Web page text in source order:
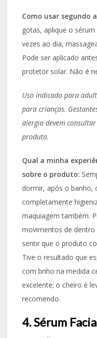
Como usar segundo
gotas, aplique o
vezes ao dia,
Pode ser aplicado
protetor solar. Não é
Uso indicado para
para crianças.
alergia devem
produto.
Qual a minha
sobre o produto:
dormir, após o banho,
completamente
maquiagem também.
movimentos de
sentir que o produto
Tive o resultado que
com briho na medida
excelente; o cheiro é
recomendo.
4. Sérum